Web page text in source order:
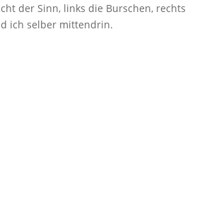
der Sinn, links die Burschen, rechts
ich selber mittendrin.